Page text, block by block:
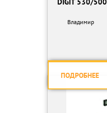
Владимир
ПОДРОБНЕЕ